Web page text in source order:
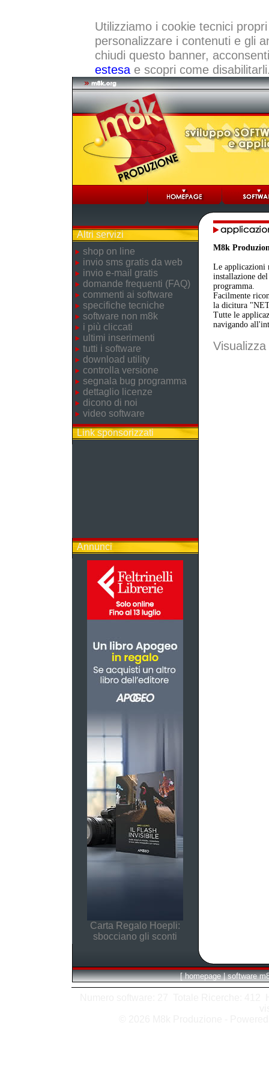
Utilizziamo i cookie tecnici
personalizzare i contenuti e gli
chiudi questo banner,
estesae scopri come
Altri servizi
shop on line
invio sms gratis da web
invio e-mail gratis
domande frequenti (FAQ)
commenti ai software
specifiche tecniche
software non m8k
i più cliccati
ultimi inserimenti
tutti i software
download utility
controlla versione
segnala bug programma
dettaglio licenze
dicono di noi
video software
Link sponsorizzati
Annunci
Carta Regalo Hoepli:
sbocciano gli sconti
M8k
Le applicazioni
installazione
programma.
Facilmente
la dicitura
Tutte le
navigando
[ homepage | software